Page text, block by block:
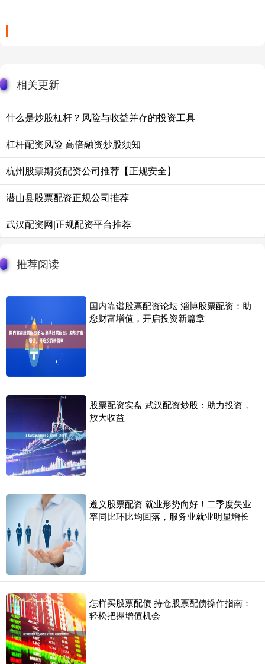
相关更新
什么是炒股杠杆？风险与收益并存的投资工具
杠杆配资风险 高倍融资炒股须知
杭州股票期货配资公司推荐【正规安全】
潜山县股票配资正规公司推荐
武汉配资网|正规配资平台推荐
推荐阅读
国内靠谱股票配资论坛 淄博股票配资：助
您财富增值，开启投资新篇章
股票配资实盘 武汉配资炒股：助力投资，
放大收益
遵义股票配资 就业形势向好！二季度失业
率同比环比均回落，服务业就业明显增长
怎样买股票配债 持仓股票配债操作指南：
轻松把握增值机会